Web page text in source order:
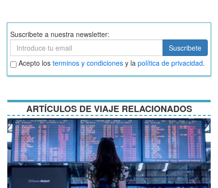
Suscribete a nuestra newsletter:
Suscribete
Suscribete
Aceptar
términos
y
Acepto los terminos y condiciones y la política de privacidad.
ARTÍCULOS DE VIAJE RELACIONADOS